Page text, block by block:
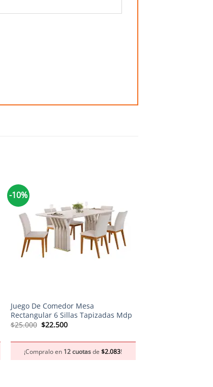
-10%
Juego De Comedor Mesa
Rectangular 6 Sillas Tapizadas Mdp
$25.000 El
$25.000.
$22.500El
$22.500.
¡Compralo en 12 cuotasde$2.083!